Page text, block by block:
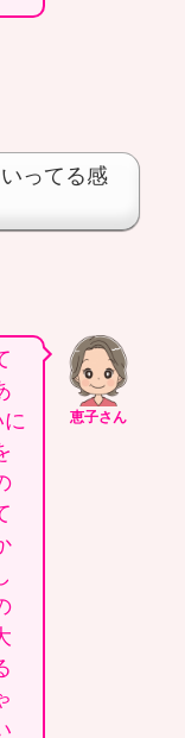
ってる感
恵子さん
に